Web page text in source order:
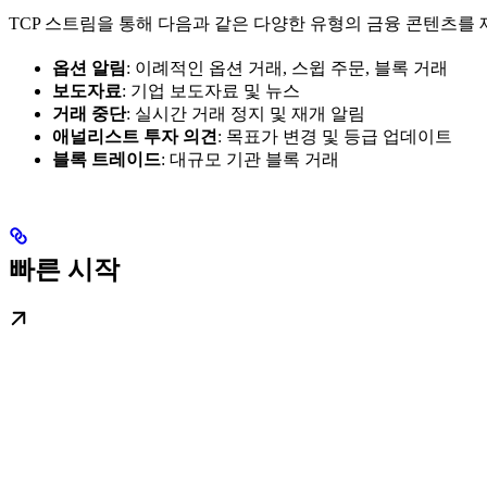
TCP 스트림을 통해 다음과 같은 다양한 유형의 금융 콘텐츠를
옵션 알림: 이례적인 옵션 거래, 스윕 주문, 블록 거래
보도자료: 기업 보도자료 및 뉴스
거래 중단: 실시간 거래 정지 및 재개 알림
애널리스트 투자 의견 : 목표가 변경 및 등급 업데이트
블록 트레이드: 대규모 기관 블록 거래
빠른 시작